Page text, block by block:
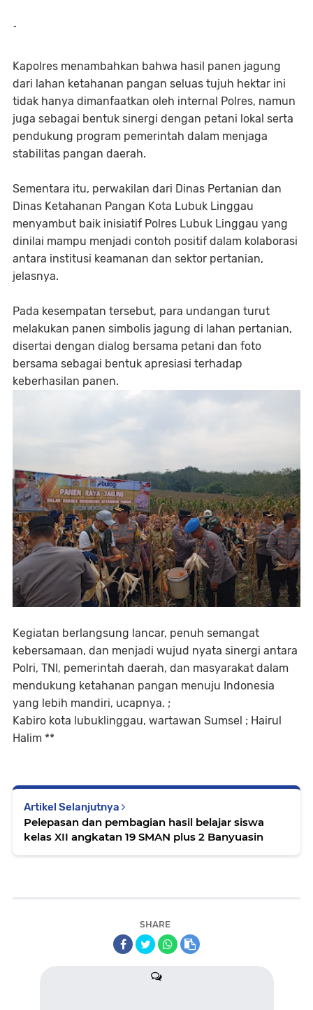
-
Kapolres menambahkan bahwa hasil panen jagung
dari lahan ketahanan pangan seluas tujuh hektar ini
tidak hanya dimanfaatkan oleh internal Polres, namun
juga sebagai bentuk sinergi dengan petani lokal serta
pendukung program pemerintah dalam menjaga
stabilitas pangan daerah.
Sementara itu, perwakilan dari Dinas Pertanian dan
Dinas Ketahanan Pangan Kota Lubuk Linggau
menyambut baik inisiatif Polres Lubuk Linggau yang
dinilai mampu menjadi contoh positif dalam kolaborasi
antara institusi keamanan dan sektor pertanian,
jelasnya.
Pada kesempatan tersebut, para undangan turut
melakukan panen simbolis jagung di lahan pertanian,
disertai dengan dialog bersama petani dan foto
bersama sebagai bentuk apresiasi terhadap
keberhasilan panen.
Kegiatan berlangsung lancar, penuh semangat
kebersamaan, dan menjadi wujud nyata sinergi antara
Polri, TNI, pemerintah daerah, dan masyarakat dalam
mendukung ketahanan pangan menuju Indonesia
yang lebih mandiri, ucapnya. ;
Kabiro kota lubuklinggau, wartawan Sumsel ; Hairul
Halim **
Artikel Selanjutnya
Pelepasan dan pembagian hasil belajar siswa
kelas XII angkatan 19 SMAN plus 2 Banyuasin
SHARE